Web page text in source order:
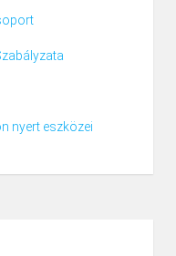
nyert eszközei